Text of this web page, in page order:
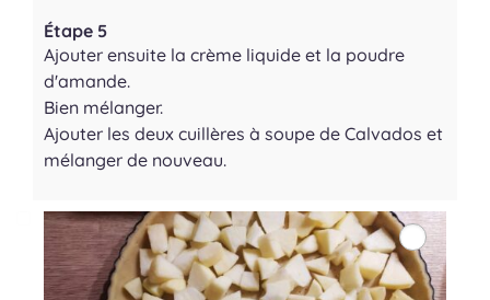
Étape 5
Ajouter ensuite la crème liquide et la poudre
d'amande.
Bien mélanger.
Ajouter les deux cuillères à soupe de Calvados et
mélanger de nouveau.